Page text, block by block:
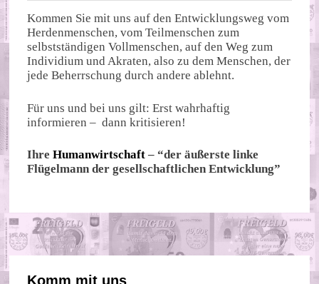
Kommen Sie mit uns auf den Entwicklungsweg vom
Herdenmenschen, vom Teilmenschen zum
selbstständigen Vollmenschen, auf den Weg zum
Individium und Akraten, also zu dem Menschen, der
jede Beherrschung durch andere ablehnt.
Für uns und bei uns gilt: Erst wahrhaftig
informieren – dann kritisieren!
IhreHumanwirtschaft – “der äußerste linke
Flügelmann der gesellschaftlichen Entwicklung”
Komm mit uns